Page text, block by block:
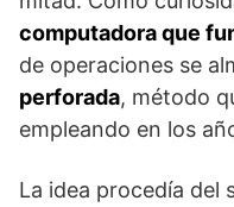
computadora que
de operaciones se
perforada, método
empleando en los
La idea procedía del